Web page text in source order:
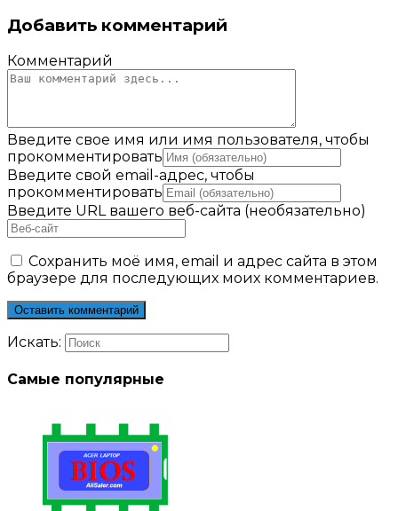
Добавить комментарий
Комментарий
Введите свое имя или имя пользователя, чтобы
прокомментировать
Введите свой email-адрес, чтобы
прокомментировать
Введите URL вашего веб-сайта (необязательно)
Сохранить моё имя, email и адрес сайта в этом
браузере для последующих моих комментариев.
Искать:
Самые популярные